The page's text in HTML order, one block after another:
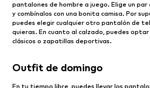
pantalones de hombre a juego. Elige un par
y combínalos con una bonita camisa. Por
puedes elegir cualquier otro pantalón de
quieras. En cuanto al calzado, puedes optar
clásicos o zapatillas deportivas.
Outfit de domingo
En tu tiempo libre, puedes llevar los